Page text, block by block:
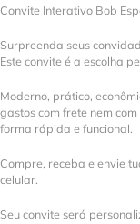
Convite Interativo Bob
Surpreenda seus
Este convite é a escolha
Moderno, prático,
gastos com frete nem
forma rápida e funcional.
Compre, receba e envie
celular.
Seu convite será